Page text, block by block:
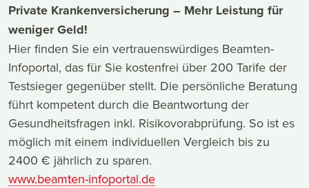
Private Krankenversicherung – Mehr Leistung für
weniger Geld!
Hier finden Sie ein vertrauenswürdiges Beamten-
Infoportal, das für Sie kostenfrei über 200 Tarife der
Testsieger gegenüber stellt. Die persönliche Beratung
führt kompetent durch die Beantwortung der
Gesundheitsfragen inkl. Risikovorabprüfung. So ist es
möglich mit einem individuellen Vergleich bis zu
2400 € jährlich zu sparen.
www.beamten-infoportal.de